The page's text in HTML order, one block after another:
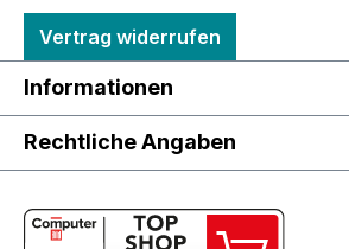
Vertrag widerrufen
Informationen
Rechtliche Angaben